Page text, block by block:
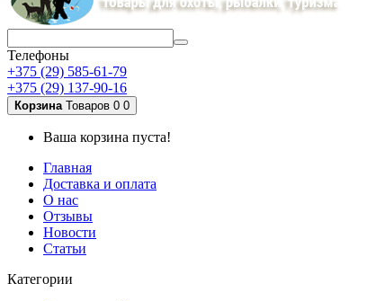
Телефоны
+375 (29) 585-61-79
+375 (29) 137-90-16
Корзина Товаров 0 0
Ваша корзина пуста!
Главная
Доставка и оплата
О нас
Отзывы
Новости
Статьи
Категории